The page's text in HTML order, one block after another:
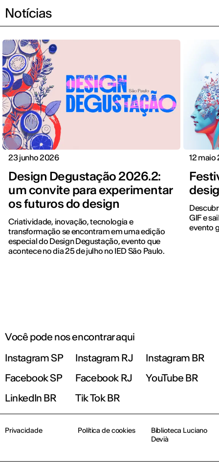
Notícias
23 junho 2026
Design Degustação 2026.2:
um convite para experimentar
os futuros do design
Criatividade, inovação, tecnologia e
transformação se encontram em uma edição
especial do Design Degustação, evento que
acontece no dia 25 de julho no IED São Paulo.
12
GIF e
evento
Você pode nos encontrar aqui
Instagram SP
Instagram RJ
Instagram BR
Facebook SP
Facebook RJ
YouTube BR
LinkedIn BR
Tik Tok BR
Privacidade Política de cookies
Biblioteca Luciano
Devià